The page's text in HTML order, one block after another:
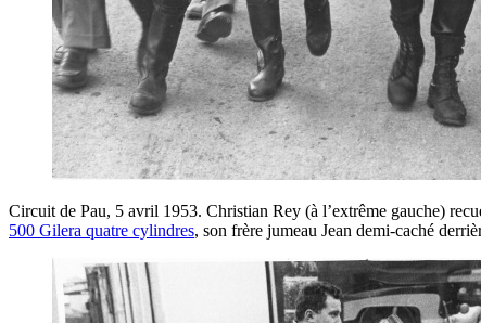
Circuit de Pau, 5 avril 1953. Christian Rey (à l’extrême gauche)
500 Gilera quatre cylindres, son frère jumeau Jean demi-caché